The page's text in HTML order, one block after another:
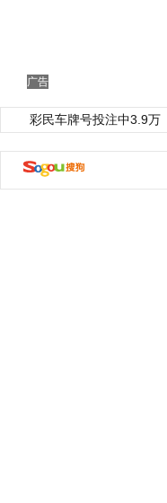
广告
彩民车牌号投注中3.9万